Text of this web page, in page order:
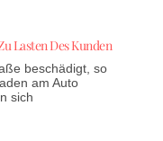
Lasten Des Kunden
beschädigt, so
am Auto
sich